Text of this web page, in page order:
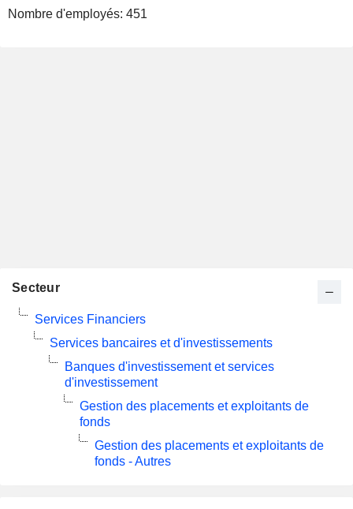
Nombre d'employés: 451
Secteur
Services Financiers
Services bancaires et d'investissements
Banques d'investissement et services
d'investissement
Gestion des placements et exploitants de
fonds
Gestion des placements et exploitants de
fonds - Autres